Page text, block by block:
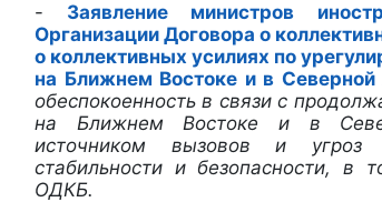
-
Заявление министров
Организации Договора о
о коллективных усилиях по
на Ближнем Востоке и в
обеспокоенность в связи с
на Ближнем Востоке и в
источником вызовов и угроз
стабильности и безопасности, в
ОДКБ.